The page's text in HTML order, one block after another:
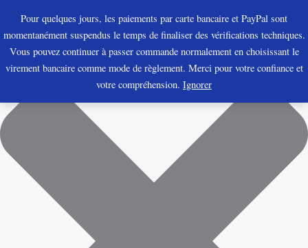
Pour quelques jours, les paiements par carte bancaire et PayPal sont
momentanément suspendus le temps de finaliser des vérifications techniques.
Vous pouvez continuer à passer commande normalement en choisissant le
virement bancaire comme mode de règlement. Merci pour votre confiance et
votre compréhension. Ignorer
contenu